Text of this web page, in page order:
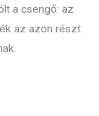
a csengő: az
az azon részt